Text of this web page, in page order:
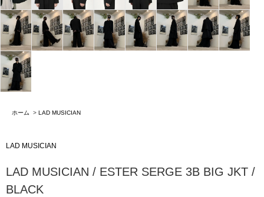
ホーム > LAD MUSICIAN
LAD MUSICIAN
LAD MUSICIAN / ESTER SERGE 3B BIG JKT /
BLACK